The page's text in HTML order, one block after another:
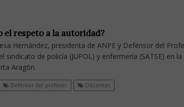
el respeto a la autoridad?
Hernández, presidenta de ANPE y Defensor del
sindicato de policía (JUPOL) y enfermería (SATSE) en
Aragón.
Defensor del profesor Docentes